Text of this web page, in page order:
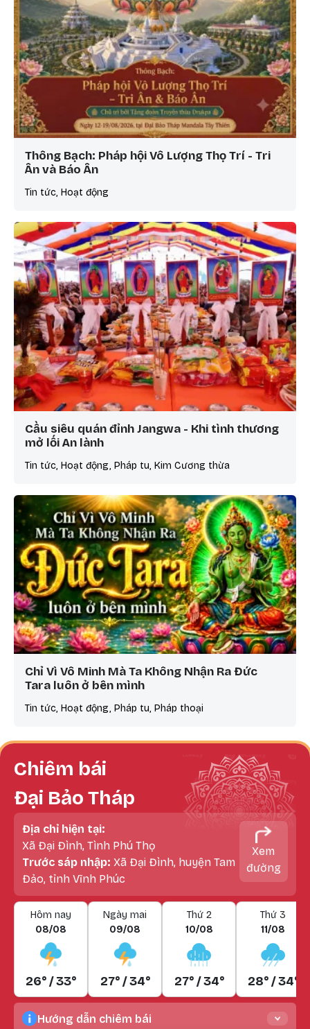
Thông Bạch: Pháp hội Vô Lượng Thọ Trí - Tri
Ân và Báo Ân
Tin tức, Hoạt động
Cầu siêu quán đỉnh Jangwa - Khi tình thương
mở lối An lành
Tin tức, Hoạt động, Pháp tu, Kim Cương thừa
Chỉ Vì Vô Minh Mà Ta Không Nhận Ra Đức
Tara luôn ở bên mình
Tin tức, Hoạt động, Pháp tu, Pháp thoại
Chiêm bái
Đại Bảo Tháp
Địa chỉ hiện tại:
Xã Đại Đình, Tình Phú Thọ
Trước sáp nhập: Xã Đại Đình, huyện Tam
Đảo, tỉnh Vĩnh Phúc
Xem
đường
Hôm nay
08/08
26° / 33°
Ngày mai
09/08
27° / 34°
Thứ 2
10/08
27° / 34°
Thứ 3
11/08
28° / 34°
Hướng dẫn chiêm bái